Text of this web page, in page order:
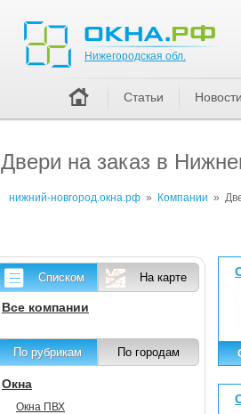
Двери на заказ в
нижний-новгород.окна.рф » Компании »
Списком На карте
Все компании
По рубрикам По городам
Окна
Окна ПВХ
Нижегородская обл.
Статьи Новости